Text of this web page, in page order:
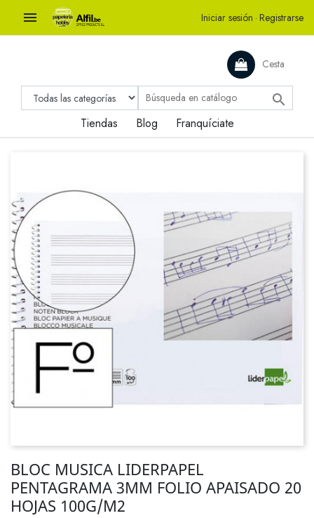
 Iniciar sesión · Registrarse
Cesta

Tiendas Blog Franquíciate
BLOC MUSICA LIDERPAPEL
PENTAGRAMA 3MM FOLIO APAISADO 20
HOJAS 100G/M2